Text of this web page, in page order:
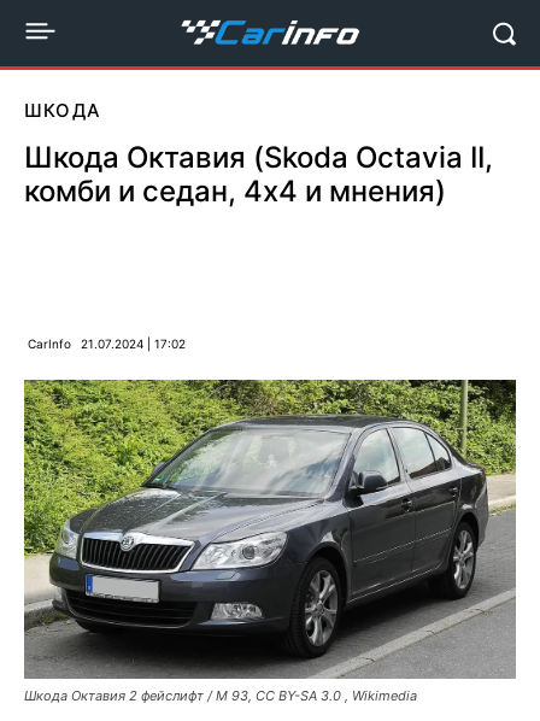
ШКОДА
Шкода Октавия (Skoda Octavia II,
комби и седан, 4х4 и мнения)
CarInfo 21.07.2024 | 17:02
Шкода Октавия 2 фейслифт / M 93, CC BY-SA 3.0 , Wikimedia